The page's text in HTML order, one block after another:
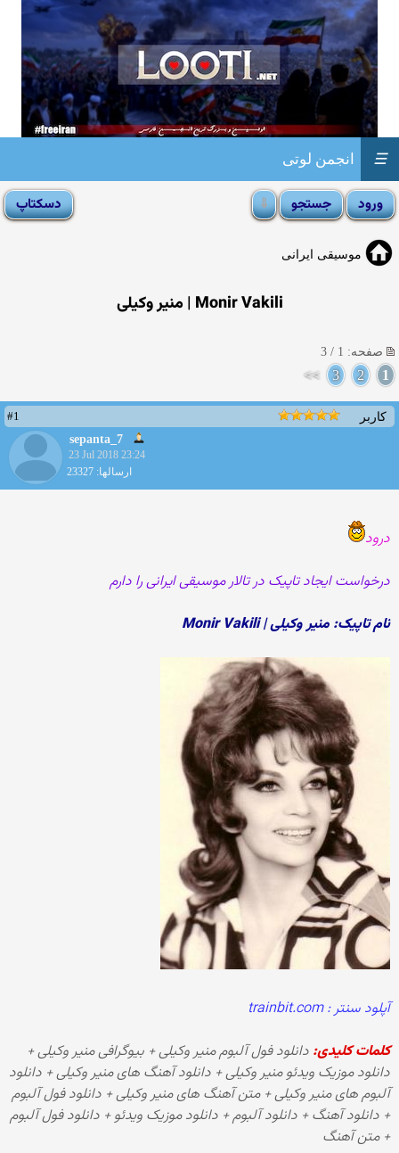
انجمن لوتی ☰
موسیقی ایرانی
Monir Vakili | منیر وکیلی
صفحه: 1 / 3
1
2
3
>>
کاربر
#1
sepanta_7
23 Jul 2018 23:24
ارسالها: 23327
درود
درخواست ایجاد تاپیک در تالار موسیقی ایرانی را دارم
نام تاپیک: منیر وکیلی | Monir Vakili
آپلود سنتر : trainbit.com
کلمات کلیدی: دانلود فول آلبوم منیر وکیلی + بیوگرافی منیر وکیلی +
دانلود موزیک ویدئو منیر وکیلی + دانلود آهنگ های منیر وکیلی + دانلود
آلبوم های منیر وکیلی + متن آهنگ های منیر وکیلی + دانلود فول آلبوم
+ دانلود آهنگ + دانلود آلبوم + دانلود موزیک ویدئو + دانلود فول آلبوم
+ متن آهنگ